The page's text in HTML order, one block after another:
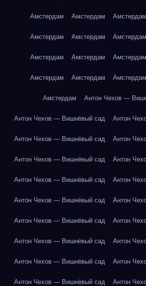
Амстердам Амстердам Амстердам
Амстердам Амстердам Амстердам
Амстердам Амстердам Амстердам
Амстердам Амстердам Амстердам
Амстердам Антон Чехов —
Антон Чехов — Вишнёвый сад Антон
Антон Чехов — Вишнёвый сад Антон
Антон Чехов — Вишнёвый сад Антон
Антон Чехов — Вишнёвый сад Антон
Антон Чехов — Вишнёвый сад Антон
Антон Чехов — Вишнёвый сад Антон
Антон Чехов — Вишнёвый сад Антон
Антон Чехов — Вишнёвый сад Антон
Антон Чехов — Вишнёвый сад Антон